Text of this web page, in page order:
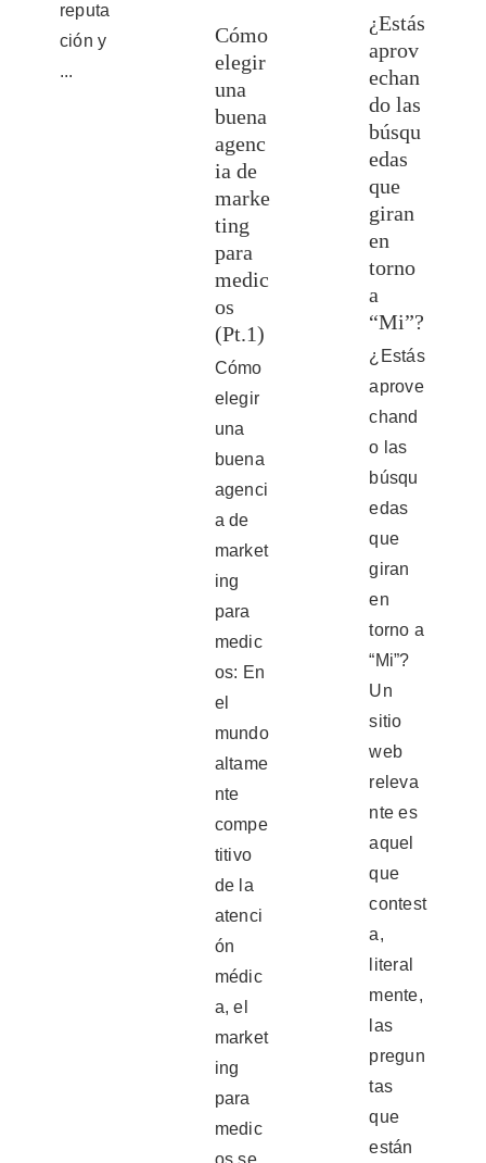
reputa
ción y
...
Cómo
elegir
una
buena
agenc
ia de
marke
ting
para
medic
os
(Pt.1)
Cómo
elegir
una
buena
agenci
a de
market
ing
para
medic
os: En
el
mundo
altame
nte
compe
titivo
de la
atenci
ón
médic
a, el
market
ing
para
medic
os se
¿Estás
aprov
echan
do las
búsqu
edas
que
giran
en
torno
a
“Mi”?
¿Estás
aprove
chand
o las
búsqu
edas
que
giran
en
torno a
“Mi”?
Un
sitio
web
releva
nte es
aquel
que
contest
a,
literal
mente,
las
pregun
tas
que
están